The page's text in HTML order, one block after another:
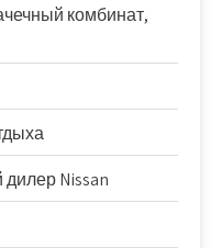
комбинат,
Nissan